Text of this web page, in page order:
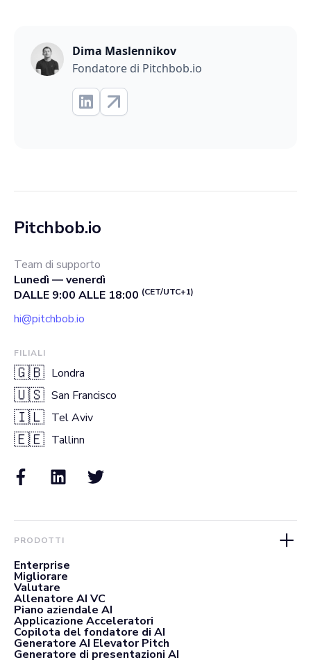
Dima Maslennikov
Fondatore di Pitchbob.io
Pitchbob.io
Team di supporto
Lunedì — venerdì
DALLE 9:00 ALLE 18:00 (CET/UTC+1)
hi@pitchbob.io
FILIALI
🇬🇧 Londra
🇺🇸 San Francisco
🇮🇱 Tel Aviv
🇪🇪 Tallinn
PRODOTTI
Enterprise
Migliorare
Valutare
Allenatore AI VC
Piano aziendale AI
Applicazione Acceleratori
Copilota del fondatore di AI
Generatore AI Elevator Pitch
Generatore di presentazioni AI